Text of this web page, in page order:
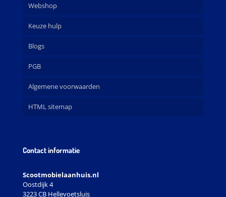
Webshop
Keuze hulp
Blogs
PGB
Algemene voorwaarden
HTML sitemap
Contact informatie
Scootmobielaanhuis.nl
Oostdijk 4
3223 CB Hellevoetsluis